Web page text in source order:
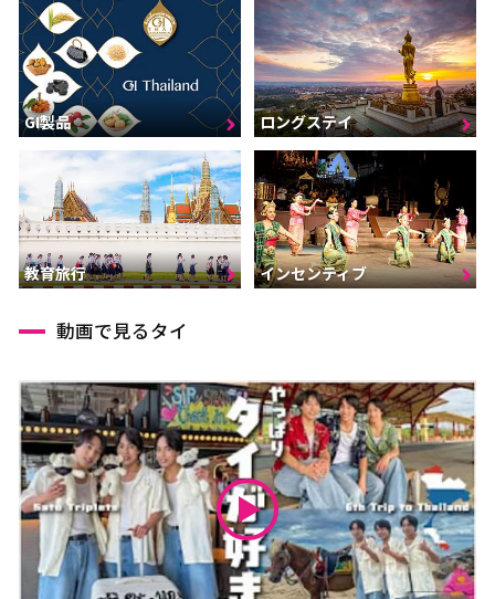
GI製品 ロングステイ
教育旅行 インセンティブ
動画で見るタイ